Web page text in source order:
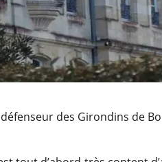
des Girondins de